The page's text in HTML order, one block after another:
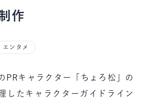
作
エンタメ
PRキャラクター「ちょろ松」の
したキャラクターガイドライン